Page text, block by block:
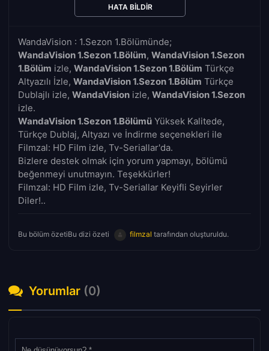
WandaVision : 1.Sezon 1.Bölümünde;
WandaVision 1.Sezon 1.Bölüm, WandaVision 1.Sezon
1.Bölüm izle, WandaVision 1.Sezon 1.Bölüm Türkçe
Altyazılı İzle, WandaVision 1.Sezon 1.Bölüm Türkçe
Dublajlı izle, WandaVision izle, WandaVision 1.Sezon
izle.
WandaVision 1.Sezon 1.Bölümü Yüksek Kalitede,
Türkçe Dublaj, Altyazı ve İndirme seçenekleri ile
Filmzal: HD Film izle, Tv-Seriallar'da.
Bizlere destek olmak için yorum yapmayı, bölümü
beğenmeyi unutmayın. Teşekkürler!
Filmzal: HD Film izle, Tv-Seriallar Keyifli Seyirler
Diler!..
Bu bölüm özetiBu dizi özeti filmzal tarafından oluşturuldu.
HATA BILDIR
Yorumlar (0)